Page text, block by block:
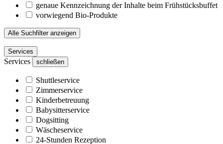
genaue Kennzeichnung der Inhalte beim Frühstücksbuffet
vorwiegend Bio-Produkte
Alle Suchfilter anzeigen
Services
Services schließen
Shuttleservice
Zimmerservice
Kinderbetreuung
Babysitterservice
Dogsitting
Wäscheservice
24-Stunden Rezeption